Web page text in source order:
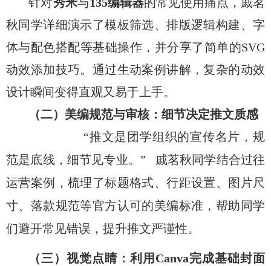
秋同学详细演示了模板筛选、排版逻辑构建、字
体与配色搭配等基础操作，并分享了简单的SVG
动效添加技巧。通过生动案例讲解，复杂的动效
设计瞬间变得直观又 易于 上手。
（二）美编规范与审核：细节决定推文质感
“推文是 团学组织的宣传名片，规
范是底线 ， 细节见专业。”
戚茗秋同学结合过往
运营案例，梳理了标题格式、行距设置、图片尺
寸、落款规范等官方认可的美编标准 ，帮助同学
们避开常见错误，提升推文严谨性。
（三）视觉点睛 ：利用 Canva完成基础封面